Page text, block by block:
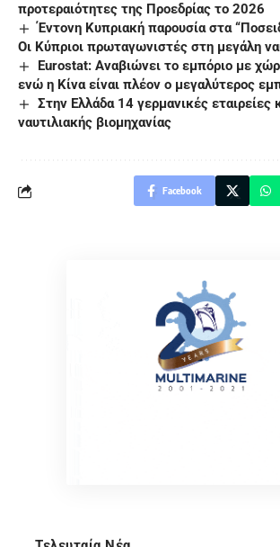
προτεραιότητες της Προεδρίας το 2026
Έντονη Κυπριακή παρουσία στα
Οι Κύπριοι πρωταγωνιστές στη μεγάλη
Eurostat: Αναβιώνει το εμπόριο με
ενώ η Κίνα είναι πλέον ο μεγαλύτερος
Στην Ελλάδα 14 γερμανικές εταιρείες
ναυτιλιακής βιομηχανίας
Facebook